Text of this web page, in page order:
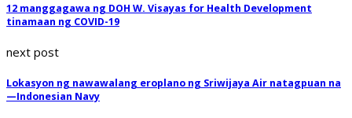
12 manggagawa ng DOH W. Visayas for Health Development
tinamaan ng COVID-19
next post
Lokasyon ng nawawalang eroplano ng Sriwijaya Air natagpuan na
—Indonesian Navy